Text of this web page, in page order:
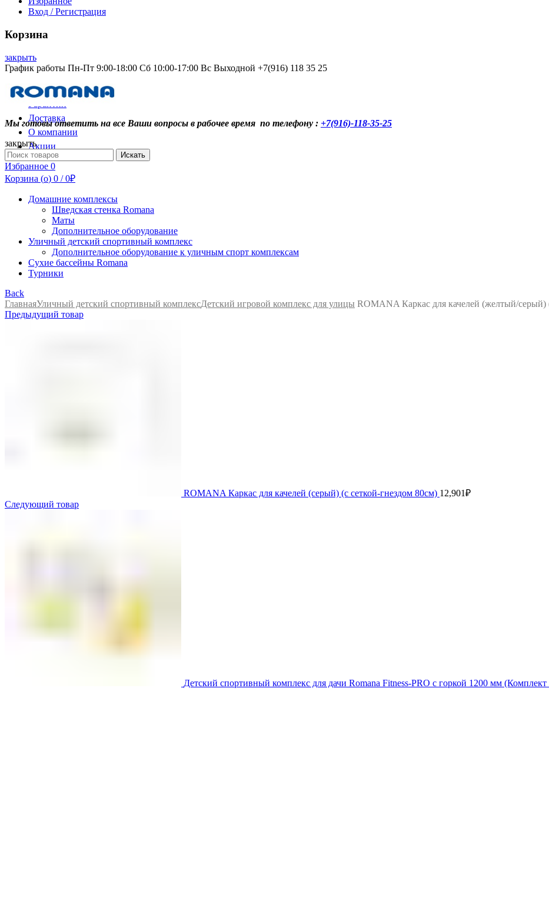
Вход / Регистрация
Корзина
закрыть
График работы Пн-Пт 9:00-18:00 Сб 10:00-17:00 Вс Выходной +7(916) 118 35 25
Контакты
Доставка
О компании
Акции
Мы готовы ответить на все Ваши вопросы в рабочее время по телефону : +7(916)-118-35-25
закрыть
Search
for:
Искать
Избранное 0
Корзина (o) 0 / 0₽
Домашние комплексы
Шведская стенка Romana
Маты
Дополнительное оборудование
Уличный детский спортивный комплекс
Дополнительное оборудование к уличным спорт комплексам
Сухие бассейны Romana
Турники
Back
ГлавнаяУличный детский спортивный комплексДетский игровой комплекс для улицы ROMANA Каркас для качелей (желтый/серый)
Предыдущий товар
ROMANA Каркас для качелей (серый) (с сеткой-гнездом 80см) 12,901₽
Следующий товар
Детский спортивный комплекс для дачи Romana Fitness-PRO с горкой 1200 мм